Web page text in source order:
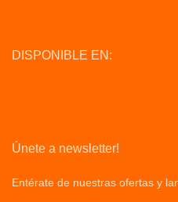
DISPONIBLE EN:
Únete a newsletter!
Entérate de nuestras ofertas y